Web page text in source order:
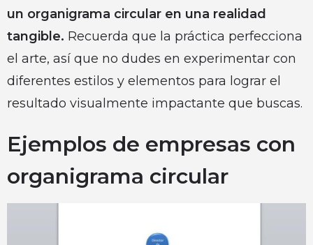
un organigrama circular en una realidad
tangible. Recuerda que la práctica perfecciona
el arte, así que no dudes en experimentar con
diferentes estilos y elementos para lograr el
resultado visualmente impactante que buscas.
Ejemplos de empresas con
organigrama circular